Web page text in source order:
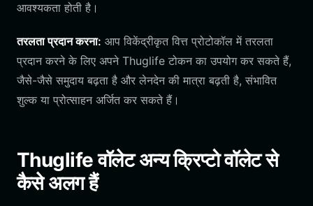
आवश्यकता होती है।
तरलता प्रदान करना: आप विकेंद्रीकृत वित्त प्रोटोकॉल में तरलता
प्रदान करने के लिए अपने Thuglife टोकन का उपयोग कर सकते हैं,
जैसे-जैसे समुदाय बढ़ता है और लेनदेन की मात्रा बढ़ती है, संभावित
शुल्क या प्रोत्साहन अर्जित कर सकते हैं।
Thuglife वॉलेट अन्य क्रिप्टो वॉलेट से
कैसे अलग हैं